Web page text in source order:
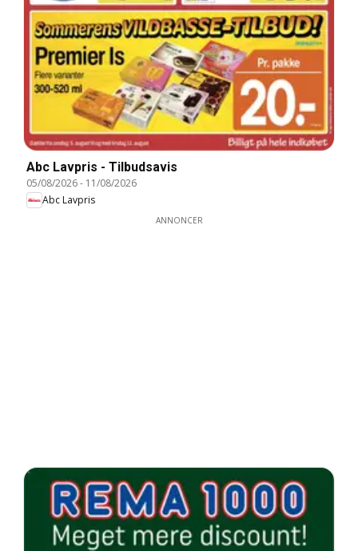
Abc Lavpris - Tilbudsavis
05/08/2026- 11/08/2026
Abc Lavpris
ANNONCER